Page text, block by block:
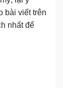
bài viết trên
nhất để